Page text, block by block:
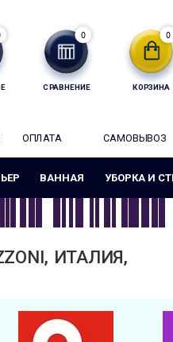
СРАВНЕНИЕ
0
КОРЗИНА
0
ОПЛАТА САМОВЫВОЗ
ВАННАЯ УБОРКА И
ИТАЛИЯ,